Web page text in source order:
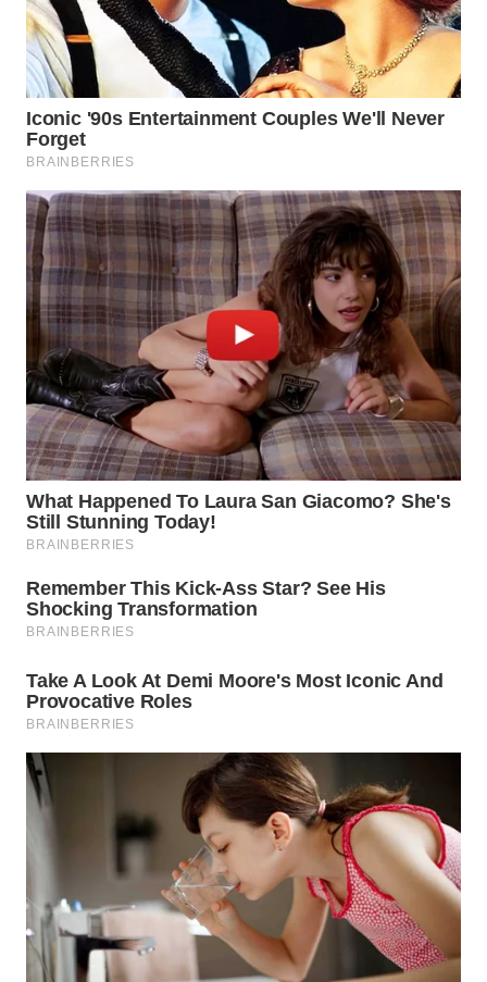
WN
LIKUPANG
WN
LABUANBAJO
BORNEO
Wahana
Media
Group
WAHANA
NEWS
WAHANA
TANI
WAHANA
ADVOKAT
WAHANA
INFRASTRUKTUR
WAHANA
KONSUMEN
WAHANA
WAHANA
TV